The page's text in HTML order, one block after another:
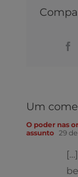
Um
O poder nas
assunto 29